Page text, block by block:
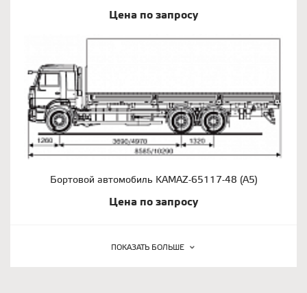
Цена по запросу
Бортовой автомобиль KAMAZ-65117-48 (А5)
Цена по запросу
ПОКАЗАТЬ БОЛЬШЕ